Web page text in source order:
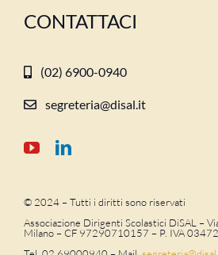
CONTATTACI
(02) 6900-0940
segreteria@disal.it
© 2024 – Tutti i diritti sono riservati
Associazione Dirigenti Scolastici DiSAL –
Milano – CF 97290710157 – P. IVA